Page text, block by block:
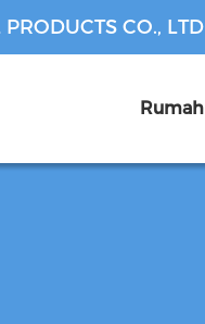
CO., LTD
Rumah